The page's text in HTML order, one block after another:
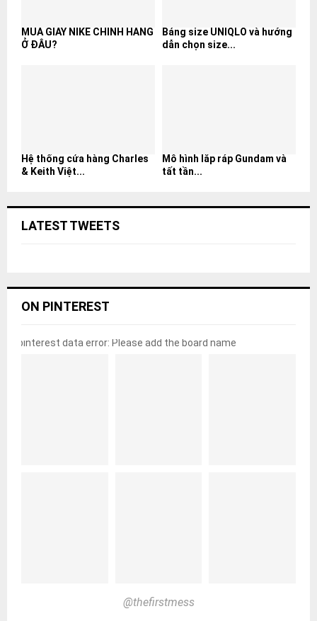
MUA GIÀY NIKE CHÍNH HÃNG
Ở ĐÂU?
Bảng size UNIQLO và hướng
dẫn chọn size...
Hệ thống cửa hàng Charles
& Keith Việt...
Mô hình lắp ráp Gundam và
tất tần...
LATEST TWEETS
ON PINTEREST
pinterest data error: Please add the board name
@thefirstmess